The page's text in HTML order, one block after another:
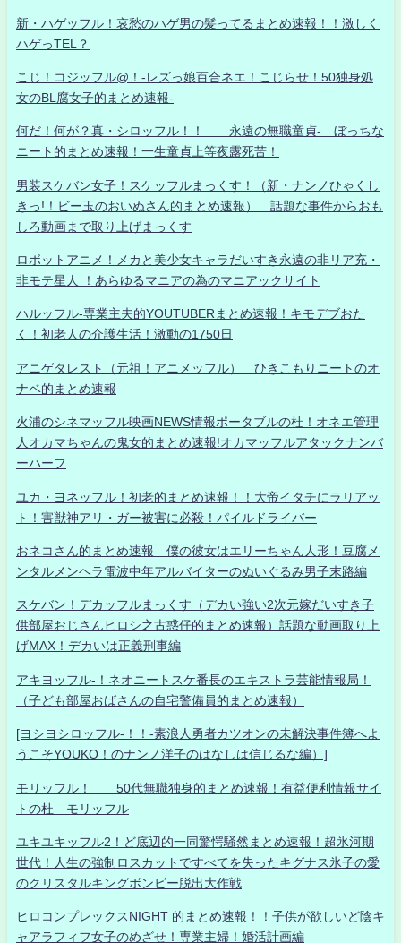
新・ハゲッフル！哀愁のハゲ男の髪ってるまとめ速報！！激しく
ハゲっTEL？
こじ！コジッフル@！-レズっ娘百合ネエ！こじらせ！50独身処
女のBL腐女子的まとめ速報-
何だ！何が？真・シロッフル！！ 永遠の無職童貞- ぼっちな
ニート的まとめ速報！一生童貞上等夜露死苦！
男装スケバン女子！スケッフルまっくす！（新・ナンノひゃくし
きっ!！ビー玉のおいぬさん的まとめ速報） 話題な事件からおも
しろ動画まで取り上げまっくす
ロボットアニメ！メカと美少女キャラだいすき永遠の非リア充・
非モテ星人 ！あらゆるマニアの為のマニアックサイト
ハルッフル-専業主夫的YOUTUBERまとめ速報！キモデブおた
く！初老人の介護生活！激動の1750日
アニゲタレスト（元祖！アニメッフル） ひきこもりニートのオ
ナベ的まとめ速報
火浦のシネマッフル映画NEWS情報ポータブルの杜！オネエ管理
人オカマちゃんの鬼女的まとめ速報!オカマッフルアタックナンバ
ーハーフ
ユカ・ヨネッフル！初老的まとめ速報！！大帝イタチにラリアッ
ト！害獣神アリ・ガー被害に必殺！パイルドライバー
おネコさん的まとめ速報 僕の彼女はエリーちゃん人形！豆腐メ
ンタルメンヘラ電波中年アルバイターのぬいぐるみ男子末路編
スケバン！デカッフルまっくす（デカい強い2次元嫁だいすき子
供部屋おじさんヒロシ之古惑仔的まとめ速報）話題な動画取り上
げMAX！デカいは正義刑事編
アキヨッフル-！ネオニートスケ番長のエキストラ芸能情報局！
（子ども部屋おばさんの自宅警備員的まとめ速報）
[ヨシヨシロッフル-！！-素浪人勇者カツオンの未解決事件簿へよ
うこそYOUKO！のナンノ洋子のはなしは信じるな編）]
モリッフル！ 50代無職独身的まとめ速報！有益便利情報サイ
トの杜 モリッフル
ユキユキッフル2！ど底辺的一同驚愕騒然まとめ速報！超氷河期
世代！人生の強制ロスカットですべてを失ったキグナス氷子の愛
のクリスタルキングボンビー脱出大作戦
ヒロコンプレックスNIGHT 的まとめ速報！！子供が欲しいど陰キ
ャアラフィフ女子のめざせ！専業主婦！婚活計画編